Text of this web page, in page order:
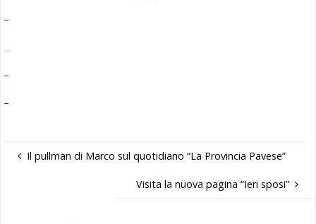
–
–
–
Il pullman di Marco sul quotidiano “La Provincia Pavese”
Visita la nuova pagina “Ieri sposi”